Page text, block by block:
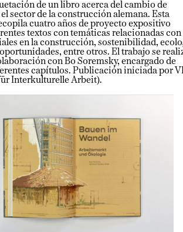
de un libro acerca del cambio de
sector de la construcción alemana. Esta
cuatro años de proyecto expositivo
textos con temáticas relacionadas con
en la construcción, sostenibilidad,
entre otros. El trabajo se
con Bo Soremsky, encargado de
capítulos. Publicación iniciada por
Interkulturelle Arbeit).